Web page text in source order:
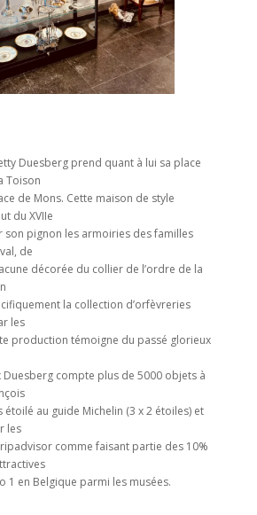
Duesberg prend quant à lui sa place
Toison
de Mons. Cette maison de style
du XVIIe
son pignon les armoiries des familles
de
décorée du collier de l’ordre de la
la collection d’orfèvreries
les
production témoigne du passé glorieux
compte plus de 5000 objets à
étoilé au guide Michelin (3 x 2 étoiles) et
les
comme faisant partie des 10%
1 en Belgique parmi les musées.